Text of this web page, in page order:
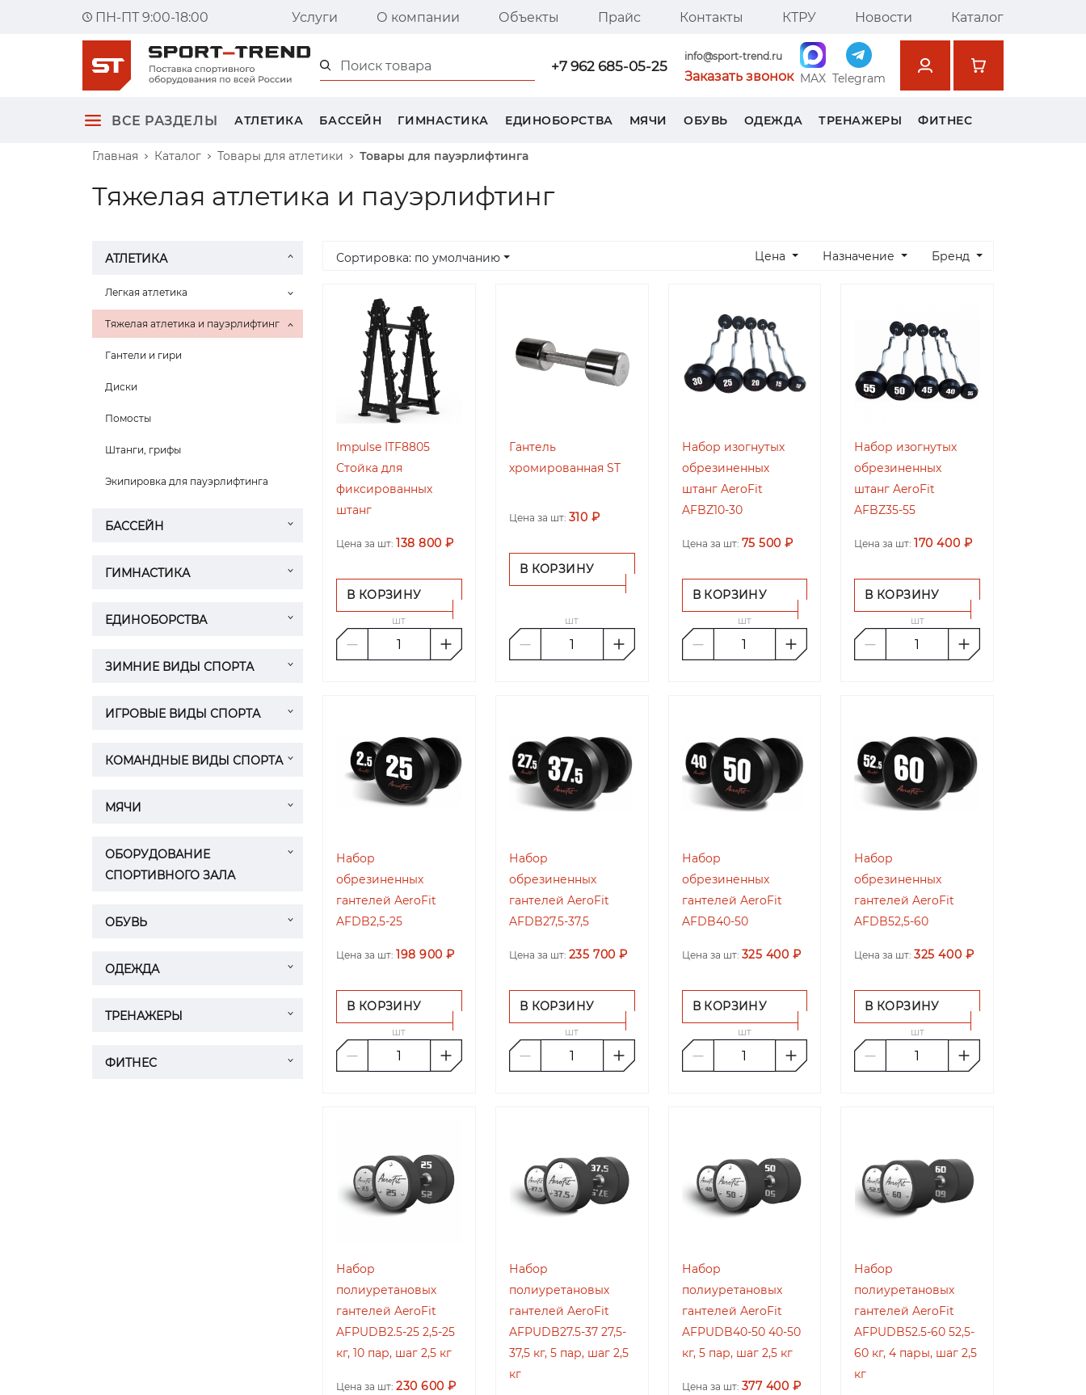
ПН-ПТ 9:00-18:00 Услуги О компании Объекты Прайс Контакты КТРУ Новости
Каталог
+7 962 685-05-25
info@sport-trend.ru
Заказать звонок MAX Telegram
ВСЕ РАЗДЕЛЫ АТЛЕТИКА БАССЕЙН ГИМНАСТИКА ЕДИНОБОРСТВА МЯЧИ ОБУВЬ ОДЕЖДА ТРЕНАЖЕРЫ ФИТНЕС
Главная Каталог Товары для атлетики Товары для пауэрлифтинга
Тяжелая атлетика и пауэрлифтинг
АТЛЕТИКА
Легкая атлетика
Тяжелая атлетика и пауэрлифтинг
Гантели и гири
Диски
Помосты
Штанги, грифы
Экипировка для пауэрлифтинга
БАССЕЙН
ГИМНАСТИКА
ЕДИНОБОРСТВА
ЗИМНИЕ ВИДЫ СПОРТА
ИГРОВЫЕ ВИДЫ СПОРТА
КОМАНДНЫЕ ВИДЫ СПОРТА
МЯЧИ
ОБОРУДОВАНИЕ
СПОРТИВНОГО ЗАЛА
ОБУВЬ
ОДЕЖДА
ТРЕНАЖЕРЫ
ФИТНЕС
Сортировка: по умолчанию Цена Назначение Бренд
Impulse ITF8805
Стойка для
фиксированных
штанг
Цена за шт: 138 800 ₽
В КОРЗИНУ
шт
Гантель
хромированная ST
Цена за шт: 310 ₽
В КОРЗИНУ
шт
Набор изогнутых
обрезиненных
штанг AeroFit
AFBZ10-30
Цена за шт: 75 500 ₽
В КОРЗИНУ
шт
Набор изогнутых
обрезиненных
штанг AeroFit
AFBZ35-55
Цена за шт: 170 400 ₽
В КОРЗИНУ
шт
Набор
обрезиненных
гантелей AeroFit
AFDB2,5-25
Цена за шт: 198 900 ₽
В КОРЗИНУ
шт
Набор
обрезиненных
гантелей AeroFit
AFDB27,5-37,5
Цена за шт: 235 700 ₽
В КОРЗИНУ
шт
Набор
обрезиненных
гантелей AeroFit
AFDB40-50
Цена за шт: 325 400 ₽
В КОРЗИНУ
шт
Набор
обрезиненных
гантелей AeroFit
AFDB52,5-60
Цена за шт: 325 400 ₽
В КОРЗИНУ
шт
Набор
полиуретановых
гантелей AeroFit
AFPUDB2.5-25 2,5-25
кг, 10 пар, шаг 2,5 кг
Цена за шт: 230 600 ₽
Набор
полиуретановых
гантелей AeroFit
AFPUDB27.5-37 27,5-
37,5 кг, 5 пар, шаг 2,5
кг
Набор
полиуретановых
гантелей AeroFit
AFPUDB40-50 40-50
кг, 5 пар, шаг 2,5 кг
Цена за шт: 377 400 ₽
Набор
полиуретановых
гантелей AeroFit
AFPUDB52.5-60 52,5-
60 кг, 4 пары, шаг 2,5
кг